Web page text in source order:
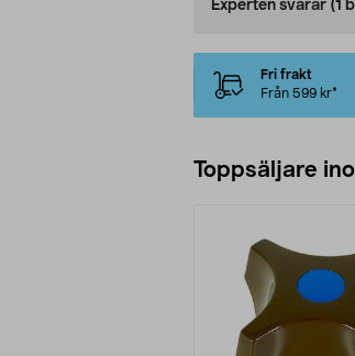
Experten svarar (1
Fri frakt
Från 599 kr*
Toppsäljare